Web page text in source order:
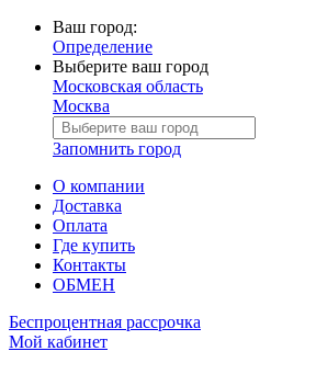
Ваш город:
Определение
Выберите ваш город
Московская область
Москва
Запомнить город
О компании
Доставка
Оплата
Где купить
Контакты
ОБМЕН
Беспроцентная рассрочка
Мой кабинет